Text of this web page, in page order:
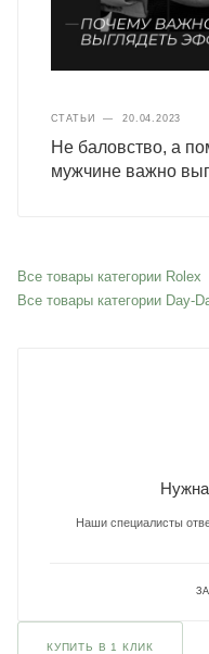
СТАТЬИ — 20.04.2023
Не баловство, а
мужчине важно
Все товары категории Rolex
Все товары категории Day-
Наши специалисты
КУПИТЬ В 1 КЛИК